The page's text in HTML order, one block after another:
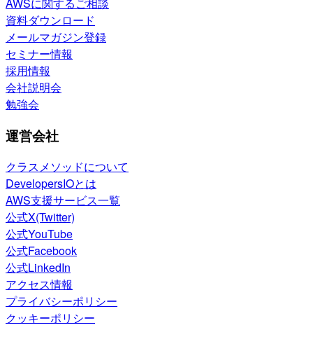
資料ダウンロード
メールマガジン登録
セミナー情報
採用情報
会社説明会
勉強会
運営会社
クラスメソッドについて
DevelopersIOとは
AWS支援サービス一覧
公式X(Twitter)
公式YouTube
公式Facebook
公式LinkedIn
アクセス情報
プライバシーポリシー
クッキーポリシー